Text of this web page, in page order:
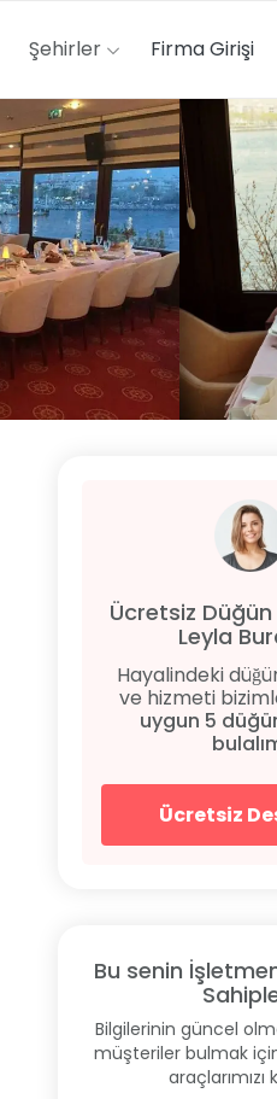
Şehirler Firma Girişi
Ücretsiz Düğün
Leyla
Hayalindeki
ve hizmeti
uygun 5
Ücretsiz
Bu senin
Bilgilerinin güncel
müşteriler bulmak
araçlarımızı